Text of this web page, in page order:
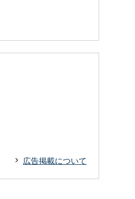
広告掲載について